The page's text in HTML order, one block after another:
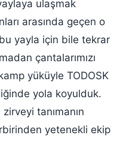
ulaşmak
arasında geçen o
yayla için bile tekrar
çantalarımızı
yüküyle TODOSK
yola koyulduk.
tanımanın
yetenekli ekip